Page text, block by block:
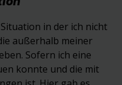
in der ich nicht
außerhalb meiner
Sofern ich eine
konnte und die mit